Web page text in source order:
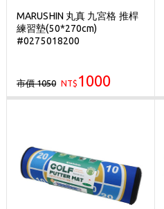
MARUSHIN 丸真 九宮格 推桿
練習墊(50*270cm)
#0275018200
市價 1050 NT$ 1000